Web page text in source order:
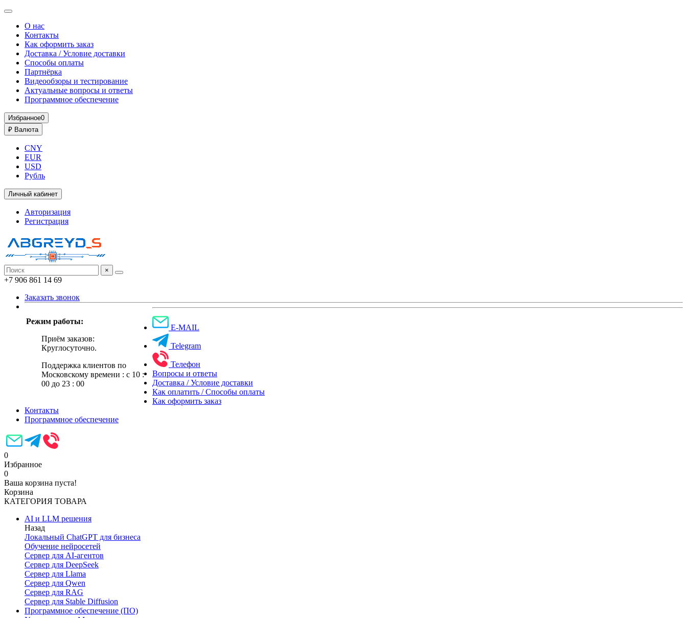
О нас
Контакты
Как оформить заказ
Доставка / Условие доставки
Способы оплаты
Партнёрка
Видеообзоры и тестирование
Актуальные вопросы и ответы
Программное обеспечение
Избранное0
₽ Валюта
CNY
EUR
USD
Рубль
Личный кабинет
Авторизация
Регистрация
×
+7 906 861 14 69
Заказать звонок
Режим работы:
Приём заказов:
Круглосуточно.
Поддержка клиентов по
Московскому времени : с 10 :
00 до 23 : 00
E-MAIL
Telegram
Телефон
Вопросы и ответы
Доставка / Условие доставки
Как оплатить / Способы оплаты
Как оформить заказ
Контакты
Программное обеспечение
0
Избранное
0
Ваша корзина пуста!
Корзина
КАТЕГОРИЯ ТОВАРА
AI и LLM решения
Назад
Локальный ChatGPT для бизнеса
Обучение нейросетей
Сервер для AI-агентов
Сервер для DeepSeek
Сервер для Llama
Сервер для Qwen
Сервер для RAG
Сервер для Stable Diffusion
Программное обеспечение (ПО)